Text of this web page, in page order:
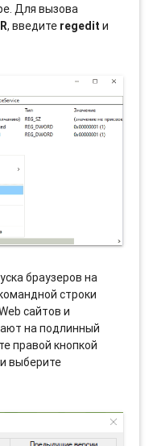
Для вызова
, введите regedit и
браузеров на
строки
сайтов и
на подлинный
правой кнопкой
выберите